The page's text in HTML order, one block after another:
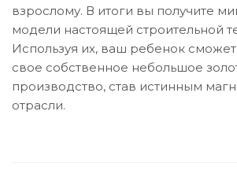
взрослому. В итоги вы получите
модели настоящей строительной
Используя их, ваш ребенок
свое собственное небольшое
производство, став истинным
отрасли.